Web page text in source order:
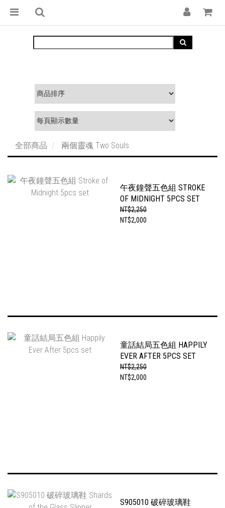
全部商品 兩個靈魂 Two Souls
午夜鐘聲五色組 STROKE
OF MIDNIGHT 5PCS SET
NT$2,250
NT$2,000
童話結局五色組 HAPPILY
EVER AFTER 5PCS SET
NT$2,250
NT$2,000
S905010 破碎玻璃鞋